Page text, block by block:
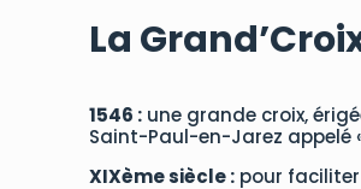
La
1546 : une grande croix,
Saint-Paul-en-Jarez appelé
XIXème siècle : pour